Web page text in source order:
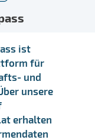
ist
für
und
unsere
erhalten